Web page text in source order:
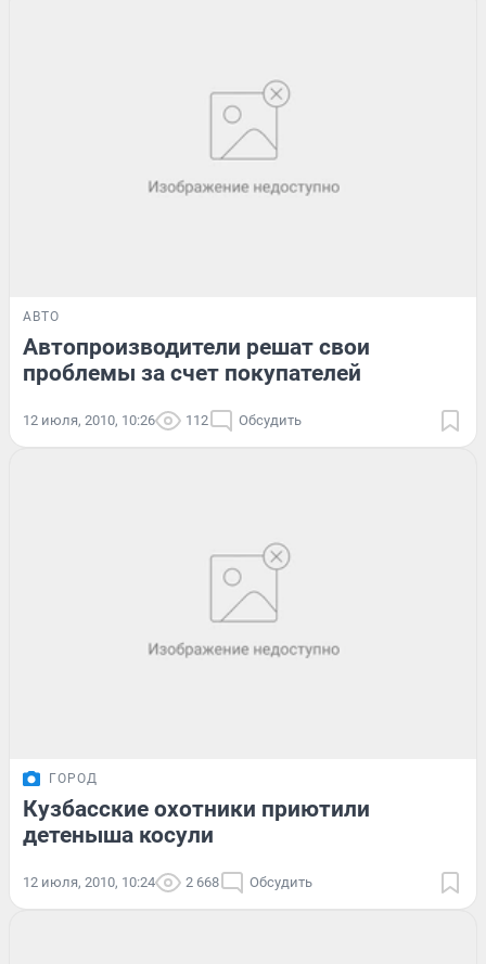
АВТО
Автопроизводители решат свои
проблемы за счет покупателей
12 июля, 2010, 10:26 112 Обсудить
ГОРОД
Кузбасские охотники приютили
детеныша косули
12 июля, 2010, 10:24 2 668 Обсудить